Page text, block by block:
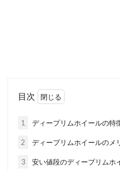
機種が減
目次
1 ディープリムホイールの特
2 ディープリムホイールのメ
3 安い値段のディープリムホ